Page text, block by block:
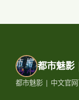
都市魅影
都市魅影 | 中文官